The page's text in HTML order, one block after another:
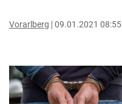
Vorarlberg 09.01.2021 08:55